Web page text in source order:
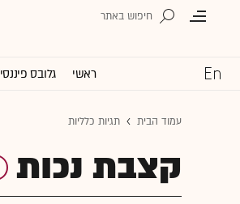
ראשי גלובס פיננסי
עמוד הבית תגיות כלליות
קצבת נכות